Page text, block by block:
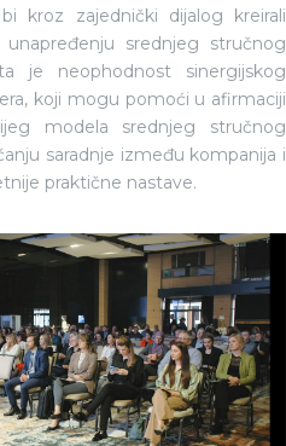
kroz zajednički dijalog kreirali
srednjeg stručnog
je neophodnost sinergijskog
koji mogu pomoći u afirmaciji
modela srednjeg stručnog
saradnje između kompanija i
praktične nastave.